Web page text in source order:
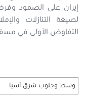
إيران على الصمود
لصيغة التنازلات
التفاوض الأولى في مسقط